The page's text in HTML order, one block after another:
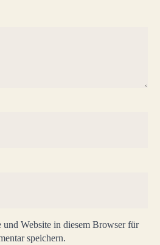
Website in diesem Browser für
speichern.